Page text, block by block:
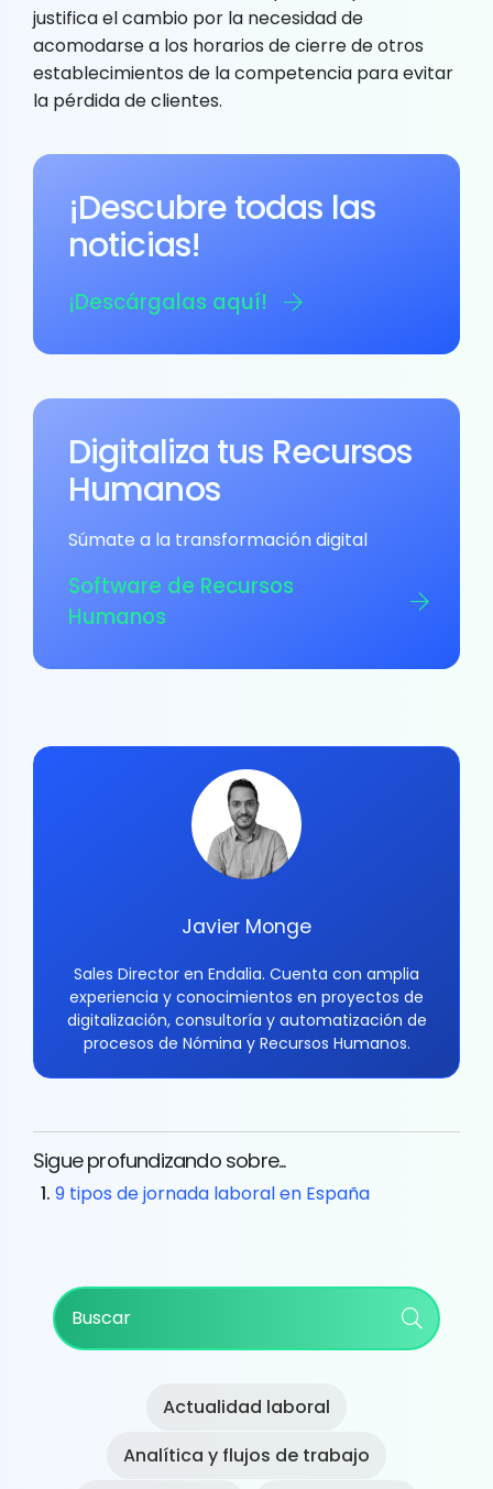
justifica el cambio por la necesidad de
acomodarse a los horarios de cierre de otros
establecimientos de la competencia para evitar
la pérdida de clientes.
¡Descubre todas las
noticias!
¡Descárgalas aquí!
Digitaliza tus Recursos
Humanos
Súmate a la transformación digital
Software de Recursos
Humanos
Javier Monge
Sales Director en Endalia. Cuenta con amplia
experiencia y conocimientos en proyectos de
digitalización, consultoría y automatización de
procesos de Nómina y Recursos Humanos.
Sigue profundizando sobre...
9 tipos de jornada laboral en España
Primary
Sidebar
Actualidad laboral
Analítica y flujos de trabajo